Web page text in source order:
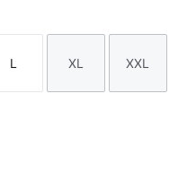
Taille
L
Taille
XL
Taille
XXL